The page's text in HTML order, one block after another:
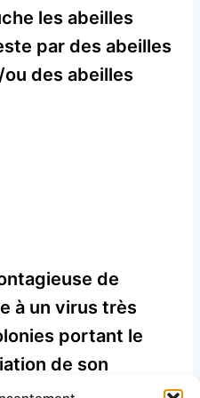
les abeilles
par des abeilles
des abeilles
de
à un virus très
portant le
de son
Wing